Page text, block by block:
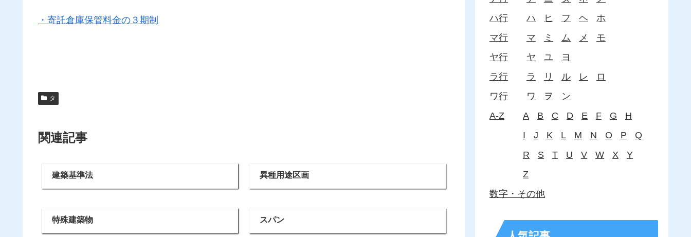
・寄託倉庫保管料金の３期制
タ
関連記事
建築基準法 異種用途区画
特殊建築物 スパン
ハ行
ハ ヒ フ ヘ
ホ
マ行
マ ミ ム メ
モ
ヤ行
ヤ ユ
ヨ
ラ行
ラ リ ル レ
ロ
ワ行
ワ ヲ
ン
A-Z
A B C D E F G
H
I
J K L M N O P
Q
R
S T U V W X
Y
Z
数字・その他